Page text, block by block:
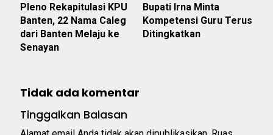
Pleno Rekapitulasi KPU
Banten, 22 Nama Caleg
dari Banten Melaju ke
Senayan
Bupati Irna Minta
Kompetensi Guru Terus
Ditingkatkan
Tidak ada komentar
Tinggalkan Balasan